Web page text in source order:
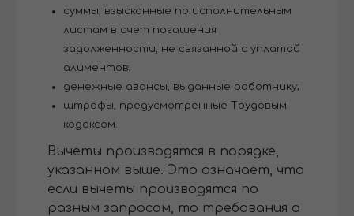
суммы, взысканные по исполнительным
листам в счет погашения
задолженности, не связанной с уплатой
алиментов;
денежные авансы, выданные работнику;
штрафы, предусмотренные Трудовым
кодексом.
Вычеты производятся в порядке,
указанном выше. Это означает, что
если вычеты производятся по
разным запросам, то требования о